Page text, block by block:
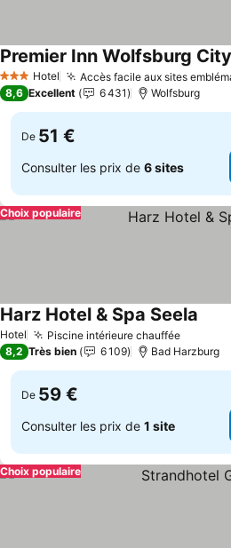
3 ÉtoilesHotel Accès facile aux sites
Premier Inn Wolfsburg
8,6 Excellent 6 431 Wolfsburg
De 51 €
Consulter les prix de 6 sites
Choix populaire
Hotel Piscine intérieure chauffée
Harz Hotel & Spa Seela
8,2 Très bien 6 109 Bad Harzburg
De 59 €
Consulter les prix de 1 site
Choix populaire